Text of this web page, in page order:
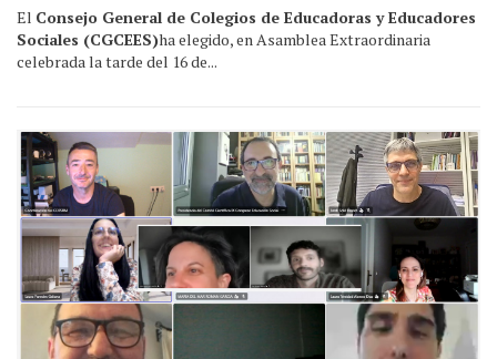
El Consejo General de Colegios de Educadoras y Educadores
Sociales (CGCEES)ha elegido, en Asamblea Extraordinaria
celebrada la tarde del 16 de...